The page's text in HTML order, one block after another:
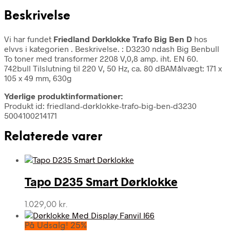
Beskrivelse
Vi har fundet Friedland Dørklokke Trafo Big Ben D hos
elvvs i kategorien . Beskrivelse. : D3230 ndash Big Benbull
To toner med transformer 2208 V,0,8 amp. iht. EN 60.
742bull Tilslutning til 220 V, 50 Hz, ca. 80 dBAMålvægt: 171 x
105 x 49 mm, 630g
Yderlige produktinformationer:
Produkt id: friedland-dørklokke-trafo-big-ben-d3230
5004100214171
Relaterede varer
Tapo D235 Smart Dørklokke
1.029,00 kr.
På Udsalg! 25%